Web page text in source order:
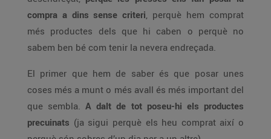
compra a dins sense criteri, perquè hem comprat
més productes dels que hi caben o perquè no
sabem ben bé com tenir la nevera endreçada.
El primer que hem de saber és que posar unes
coses més a munt o més avall és més important del
que sembla. A dalt de tot poseu-hi els productes
precuinats (ja sigui perquè els heu comprat així o